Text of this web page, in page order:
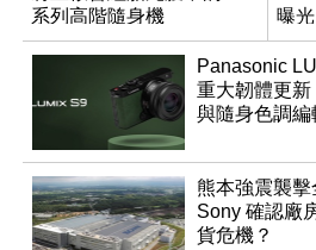
系列高階隨身機
曝
Panasonic
重大韌體更
與隨身色調編
熊本強震襲擊
Sony 確認廠
貨危機？